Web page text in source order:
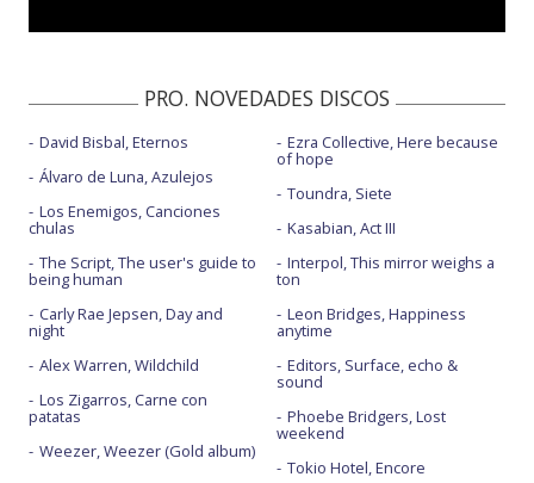
PRO. NOVEDADES DISCOS
David Bisbal, Eternos
Álvaro de Luna, Azulejos
Los Enemigos, Canciones
chulas
The Script, The user's guide to
being human
Carly Rae Jepsen, Day and
night
Alex Warren, Wildchild
Los Zigarros, Carne con
patatas
Weezer, Weezer (Gold album)
Ezra Collective, Here because
of hope
Toundra, Siete
Kasabian, Act III
Interpol, This mirror weighs a
ton
Leon Bridges, Happiness
anytime
Editors, Surface, echo &
sound
Phoebe Bridgers, Lost
weekend
Tokio Hotel, Encore